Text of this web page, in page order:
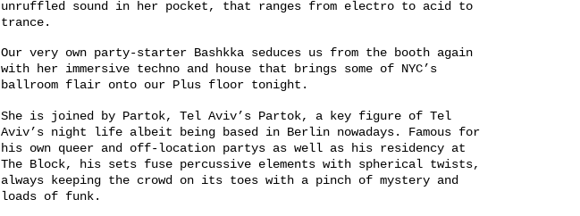
unruffled sound in her pocket, that ranges from electro to acid to
trance.
Our very own party-starter Bashkka seduces us from the booth again
with her immersive techno and house that brings some of NYC’s
ballroom flair onto our Plus floor tonight.
She is joined by Partok, Tel Aviv’s Partok, a key figure of Tel
Aviv’s night life albeit being based in Berlin nowadays. Famous for
his own queer and off-location partys as well as his residency at
The Block, his sets fuse percussive elements with spherical twists,
always keeping the crowd on its toes with a pinch of mystery and
loads of funk.